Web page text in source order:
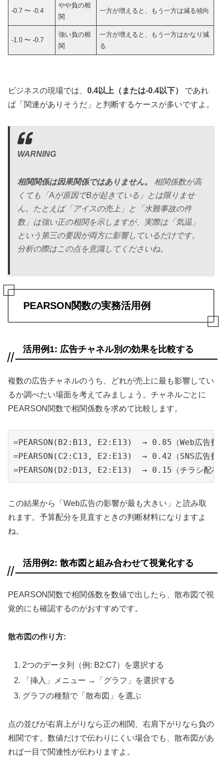
-0.7 〜 -0.4
やや負の相
関
一方が増えると、もう一方は減る傾向
-1.0 〜 -0.7
強い負の相
関
一方が増えると、もう一方はかなり減
る
ビジネスの現場では、 0.4以上（または-0.4以下）
であれ
ば「関連がありそうだ」と判断するケースが多いですよ。
WARNING
相関関係は因果関係ではありません。
相関係数が高
くても「Aが原因でBが起きている」とは限りませ
ん。たとえば「アイスの売上」と「水難事故の件
数」は強い正の相関を示しますが、実際は「気温」
という第三の要因が両方に影響しているだけです。
分析の際はこの点を意識してくださいね。
PEARSON関数の実務活用例
活用例1: 広告チャネル別の効果を比較する
複数の広告チャネルのうち、どれが売上に最も影響してい
るか調べたい場面を考えてみましょう。チャネルごとに
PEARSON関数で相関係数を求めて比較します。
=PEARSON(B2:B13, E2:E13)  → 0.85（Web広告
=PEARSON(C2:C13, E2:E13)  → 0.42（SNS広告
=PEARSON(D2:D13, E2:E13)  → 0.15（チラシ配
この結果から「Web広告の影響が最も大きい」と読み取
れます。予算配分を見直すときの判断材料になりますよ
ね。
活用例2: 散布図と組み合わせて視覚化する
PEARSON関数で相関係数を数値で出したら、散布図で視
覚的にも確認するのがおすすめです。
散布図の作り方:
2つのデータ列（例: B2:C7）を選択する
「挿入」メニュー →「グラフ」を選択する
グラフの種類で「散布図」を選ぶ
点の並びが右肩上がりなら正の相関、右肩下がりなら負の
相関です。数値だけで伝わりにくい場合でも、散布図があ
れば一目で関連性が伝わりますよ。